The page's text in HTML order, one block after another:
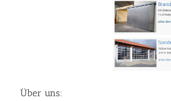
Über uns: